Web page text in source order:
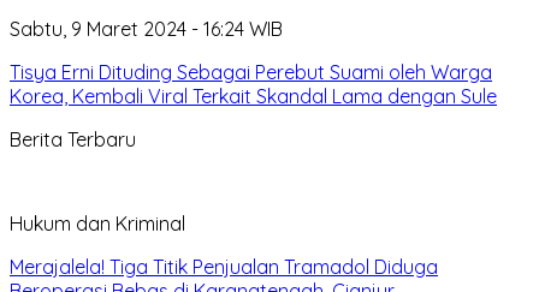
Sabtu, 9 Maret 2024 - 16:24 WIB
Tisya Erni Dituding Sebagai Perebut Suami oleh Warga
Korea, Kembali Viral Terkait Skandal Lama dengan Sule
Berita Terbaru
Hukum dan Kriminal
Merajalela! Tiga Titik Penjualan Tramadol Diduga